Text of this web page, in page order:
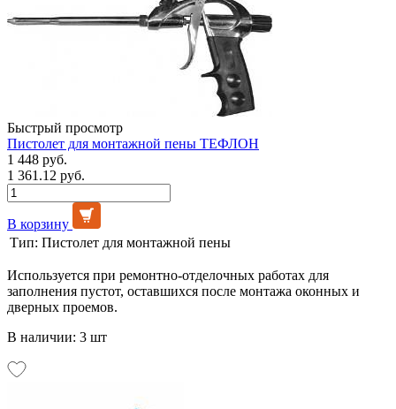
Быстрый просмотр
Пистолет для монтажной пены ТЕФЛОН
1 448 руб.
1 361.12 руб.
В корзину
Тип: Пистолет для монтажной пены
Используется при ремонтно-отделочных работах для
заполнения пустот, оставшихся после монтажа оконных и
дверных проемов.
В наличии: 3 шт